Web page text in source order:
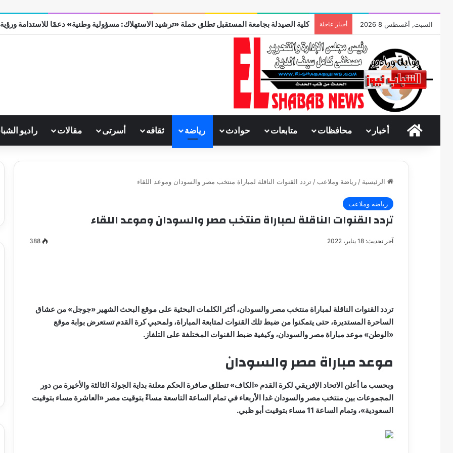
السبت, أغسطس 8 2026 أخبار عاجلة كلية الصيدلة بجامعة المستقبل تطلق حملة «ترشيد الاستهلاك: مسؤولية وطنية» دعمًا للاستدامة ورؤية
الرئيسية
أخبار محافظات متابعات حوادث رياضة ثقافه أسرتى مقالات راديو
الرئيسية / رياضة وملاعب / تردد القنوات الناقلة لمباراة منتخب مصر والسودان وموعد اللقاء
رياضة وملاعب
تردد القنوات الناقلة لمباراة منتخب مصر والسودان وموعد اللقاء
آخر تحديث: 18 يناير، 2022 388
تردد القنوات الناقلة لمباراة منتخب مصر والسودان، أكثر الكلمات البحثية على موقع البحث الشهير «جوجل» من عشاق
الساحرة المستديرة، حتى يتمكنوا من ضبط تلك القنوات لمتابعة المباراة، ولمحبي كرة القدم تستعرض بوابة موقع
«الوطن» موعد مباراة مصر والسودان، وكيفية ضبط القنوات المختلفة على التلفاز.
موعد مباراة مصر والسودان
وبحسب ما أعلن الاتحاد الإفريقي لكرة القدم «الكاف» تنطلق صافرة الحكم معلنة بداية الجولة الثالثة والأخيرة من دور
المجموعات بين منتخب مصر والسودان غدا الأربعاء في تمام الساعة التاسعة مساءً بتوقيت مصر «العاشرة مساء بتوقيت
السعودية»، وتمام الساعة 11 مساء بتوقيت أبو ظبي.
سيف
الدين
….
يكتب
عطوه
كليوباترا
القرن
21
مصطفى كامل سيف الدين …. يكتب
مايسه عطوه كليوباترا القرن 21
سيف
الدين
….
يكتب
ميلاد جديد